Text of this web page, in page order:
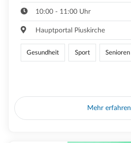
10:00 - 11:00 Uhr
Hauptportal Piuskirche
Gesundheit Sport Senioren
Mehr erfahren